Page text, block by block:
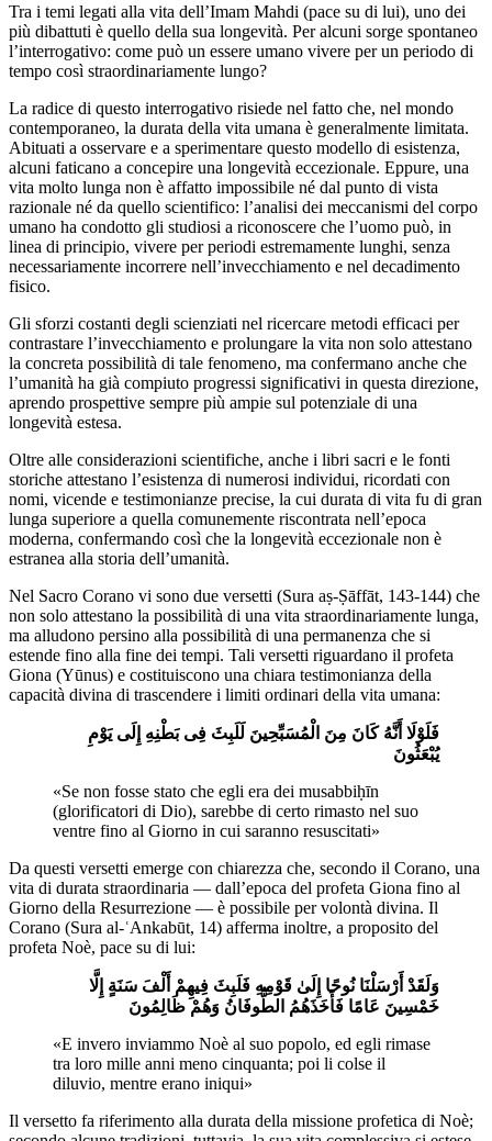
Tra i temi legati alla vita dell’Imam Mahdi (pace su di lui), uno dei
più dibattuti è quello della sua longevità. Per alcuni sorge spontaneo
l’interrogativo: come può un essere umano vivere per un periodo di
tempo così straordinariamente lungo?
La radice di questo interrogativo risiede nel fatto che, nel mondo
contemporaneo, la durata della vita umana è generalmente limitata.
Abituati a osservare e a sperimentare questo modello di esistenza,
alcuni faticano a concepire una longevità eccezionale. Eppure, una
vita molto lunga non è affatto impossibile né dal punto di vista
razionale né da quello scientifico: l’analisi dei meccanismi del corpo
umano ha condotto gli studiosi a riconoscere che l’uomo può, in
linea di principio, vivere per periodi estremamente lunghi, senza
necessariamente incorrere nell’invecchiamento e nel decadimento
fisico.
Gli sforzi costanti degli scienziati nel ricercare metodi efficaci per
contrastare l’invecchiamento e prolungare la vita non solo attestano
la concreta possibilità di tale fenomeno, ma confermano anche che
l’umanità ha già compiuto progressi significativi in questa direzione,
aprendo prospettive sempre più ampie sul potenziale di una
longevità estesa.
Oltre alle considerazioni scientifiche, anche i libri sacri e le fonti
storiche attestano l’esistenza di numerosi individui, ricordati con
nomi, vicende e testimonianze precise, la cui durata di vita fu di gran
lunga superiore a quella comunemente riscontrata nell’epoca
moderna, confermando così che la longevità eccezionale non è
estranea alla storia dell’umanità.
Nel Sacro Corano vi sono due versetti (Sura aṣ-Ṣāffāt, 143-144) che
non solo attestano la possibilità di una vita straordinariamente lunga,
ma alludono persino alla possibilità di una permanenza che si
estende fino alla fine dei tempi. Tali versetti riguardano il profeta
Giona (Yūnus) e costituiscono una chiara testimonianza della
capacità divina di trascendere i limiti ordinari della vita umana:
فَلَوْلَا أَنَّهُ کَانَ مِنَ الْمُسَبِّحِینَ لَلَبِثَ فِی بَطْنِهِ إِلَی یَوْمِ
یُبْعَثُونَ
«Se non fosse stato che egli era dei musabbiḥīn
(glorificatori di Dio), sarebbe di certo rimasto nel suo
ventre fino al Giorno in cui saranno resuscitati»
Da questi versetti emerge con chiarezza che, secondo il Corano, una
vita di durata straordinaria — dall’epoca del profeta Giona fino al
Giorno della Resurrezione — è possibile per volontà divina. Il
Corano (Sura al-ʿAnkabūt, 14) afferma inoltre, a proposito del
profeta Noè, pace su di lui:
وَلَقَدْ أَرْسَلْنَا نُوحًا إِلَیٰ قَوْمِهِ فَلَبِثَ فِیهِمْ أَلْفَ سَنَةٍ إِلَّا
خَمْسِینَ عَامًا فَأَخَذَهُمُ الطُّوفَانُ وَهُمْ ظَالِمُونَ
«E invero inviammo Noè al suo popolo, ed egli rimase
tra loro mille anni meno cinquanta; poi li colse il
diluvio, mentre erano iniqui»
Il versetto fa riferimento alla durata della missione profetica di Noè;